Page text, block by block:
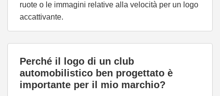
ruote o le immagini relative alla velocità per un logo
accattivante.
Perché il logo di un club
automobilistico ben progettato è
importante per il mio marchio?